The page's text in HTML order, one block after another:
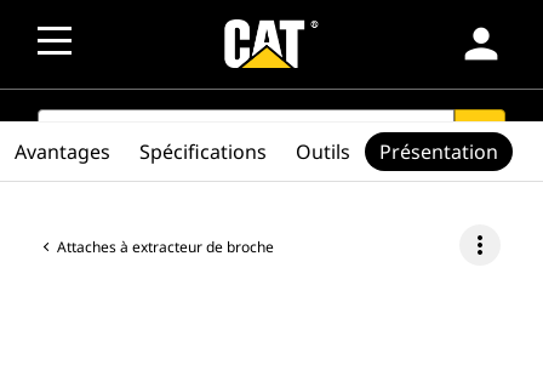
person
SEARCH search
Attaches à extracteur de broche more_vert
Avantages Spécifications Outils Présentation